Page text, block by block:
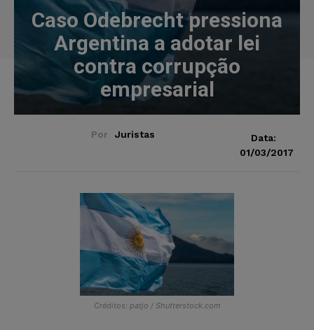
Caso Odebrecht pressiona
Argentina a adotar lei
contra corrupção
empresarial
Por Juristas
Data:
01/03/2017
Créditos: patjo / Shutterstock.com